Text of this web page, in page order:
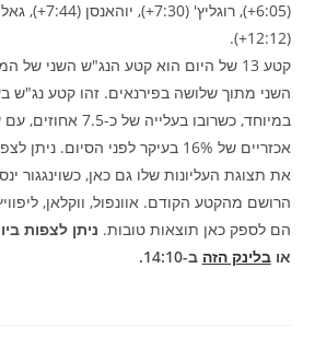
(12:12+).
קטע 13 של היום הוא קטע הנג"ש השני
השני מתוך שלושה בפירנאים. זהו קטע נג"ש
במיוחד, כשרובו בעלייה
אכזריים של 16% בעיקר לפני הסיום.
את תצוגת העליונות שלו גם כאן, כשוינגגור
הרושם מהקטע הקודם. אוונפול, ווקלאן,
הם לספק כאן תוצאות טובות. ניתן לצפות
אובלינק הזה ב-14:10.